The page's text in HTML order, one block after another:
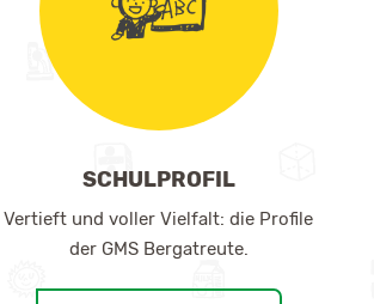
SCHULPROFIL
Vertieft und voller Vielfalt: die Profile
der GMS Bergatreute.